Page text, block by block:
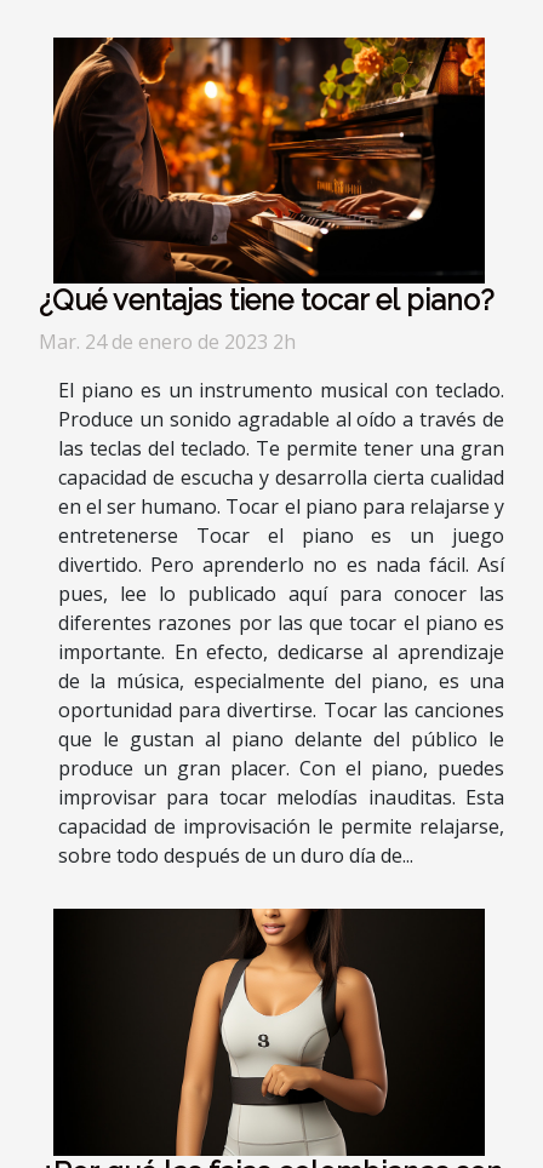
¿Qué ventajas tiene tocar el piano?
Mar. 24 de enero de 2023 2h
El piano es un instrumento musical con teclado.
Produce un sonido agradable al oído a través de
las teclas del teclado. Te permite tener una gran
capacidad de escucha y desarrolla cierta cualidad
en el ser humano. Tocar el piano para relajarse y
entretenerse Tocar el piano es un juego
divertido. Pero aprenderlo no es nada fácil. Así
pues, lee lo publicado aquí para conocer las
diferentes razones por las que tocar el piano es
importante. En efecto, dedicarse al aprendizaje
de la música, especialmente del piano, es una
oportunidad para divertirse. Tocar las canciones
que le gustan al piano delante del público le
produce un gran placer. Con el piano, puedes
improvisar para tocar melodías inauditas. Esta
capacidad de improvisación le permite relajarse,
sobre todo después de un duro día de...